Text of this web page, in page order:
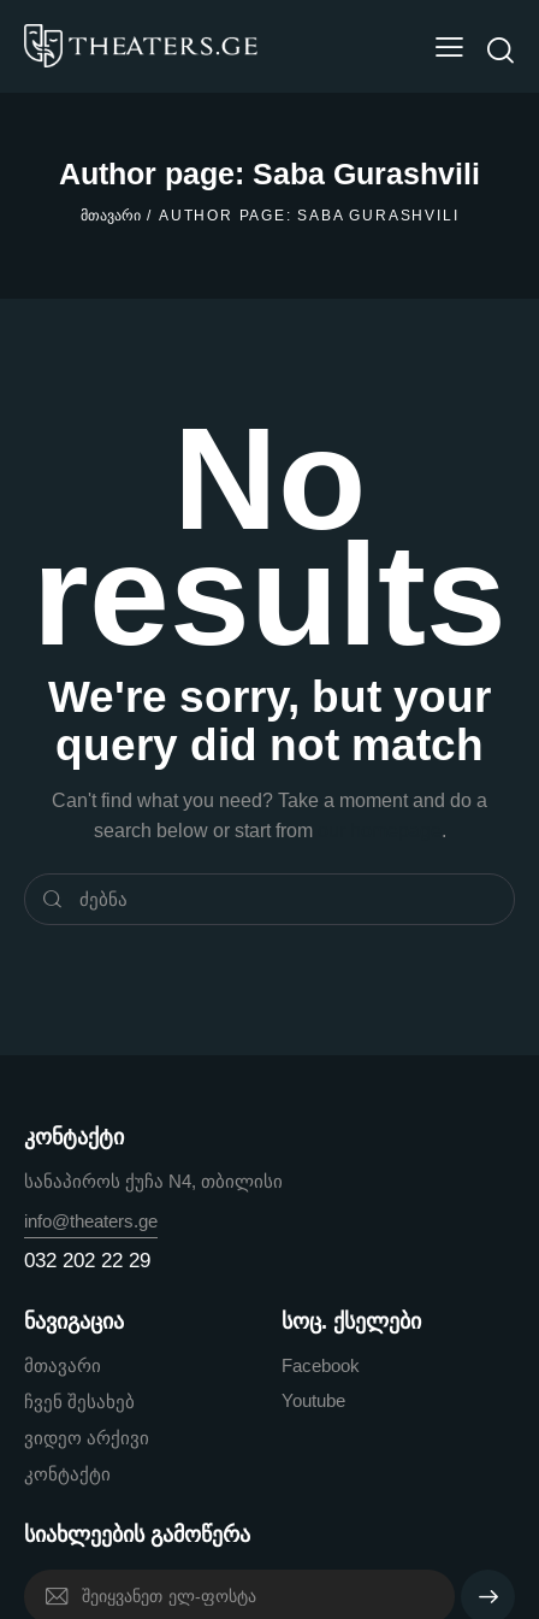
Author page: Saba Gurashvili
ᲛᲗᲐᲕᲐᲠᲘ AUTHOR PAGE: SABA GURASHVILI
No
results
We're sorry, but your
query did not match
Can't find what you need? Take a moment and do a
search below or start from
.
კონტაქტი
სანაპიროს ქუჩა N4, თბილისი
info@theaters.ge
032 202 22 29
ნავიგაცია
მთავარი
ჩვენ შესახებ
ვიდეო არქივი
კონტაქტი
სოც. ქსელები
Facebook
Youtube
სიახლეების გამოწერა
გამოწე